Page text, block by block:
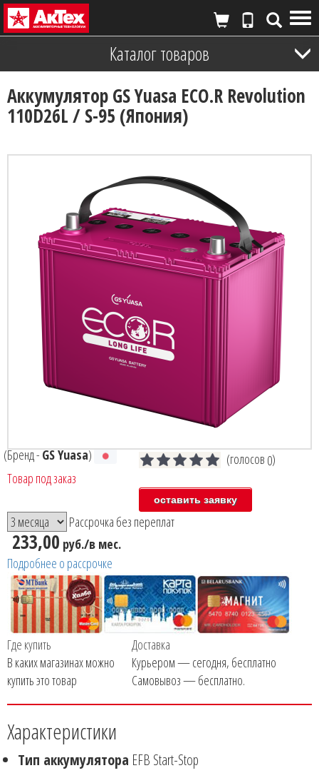
Каталог товаров
Аккумулятор GS Yuasa ECO.R Revolution
110D26L / S-95 (Япония)
(Бренд -GS Yuasa) (голосов 0)
Товар под заказ
Рассрочка без переплат
233,00 руб./в мес.
Подробнее о рассрочке
Где купить
В каких магазинах можно
купить это товар
Доставка
Курьером — сегодня, бесплатно
Самовывоз — бесплатно.
Характеристики
Тип аккумулятора EFB Start-Stop